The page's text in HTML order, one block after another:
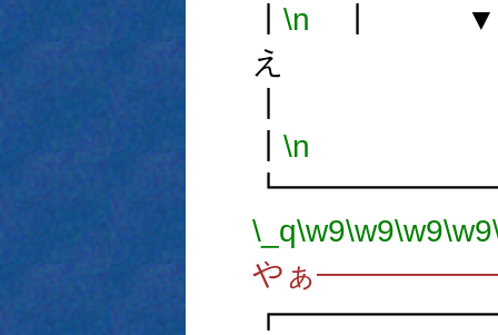
\n ┃ ▼
え
\n
\_q\w9\w9\w9\w9
やぁ――――――